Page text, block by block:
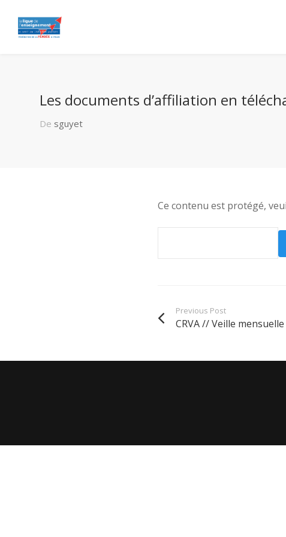
Les documents d’affiliation en
De sguyet
Ce contenu est protégé,
Previous Post
CRVA // Veille